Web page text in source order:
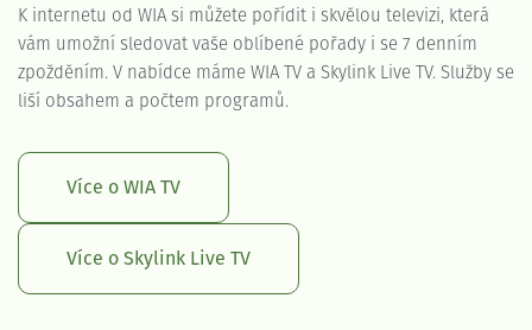
K internetu od WIA si můžete pořídit i skvělou televizi, která
vám umožní sledovat vaše oblíbené pořady i se 7 denním
zpožděním. V nabídce máme WIA TV a Skylink Live TV. Služby se
liší obsahem a počtem programů.
Více o WIA TV
Více o Skylink Live TV